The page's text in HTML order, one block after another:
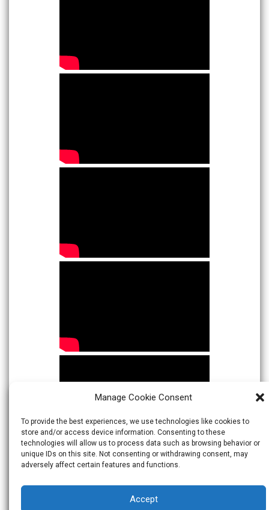
Manage Cookie Consent
To provide the best experiences, we use technologies like cookies to
store and/or access device information. Consenting to these
technologies will allow us to process data such as browsing behavior or
unique IDs on this site. Not consenting or withdrawing consent, may
adversely affect certain features and functions.
Accept